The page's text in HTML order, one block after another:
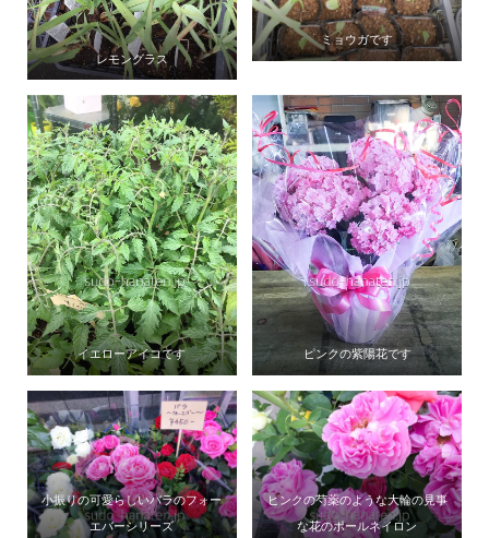
レモングラス
ミョウガです
イエローアイコです ピンクの紫陽花です
小振りの可愛らしいバラのフォー
エバーシリーズ
ピンクの芍薬のような大輪の見事
な花のポールネイロン